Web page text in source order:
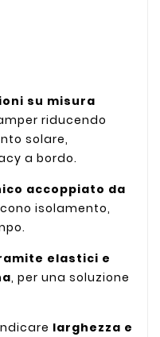
su misura
riducendo
solare,
a bordo.
accoppiato da
isolamento,
elastici e
, per una soluzione
larghezza e